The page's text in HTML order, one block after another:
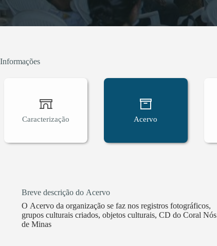
Informações
Caracterização Acervo
Breve descrição do Acervo
O Acervo da organização se faz nos registros fotográficos,
grupos culturais criados, objetos culturais, CD do Coral Nós
de Minas